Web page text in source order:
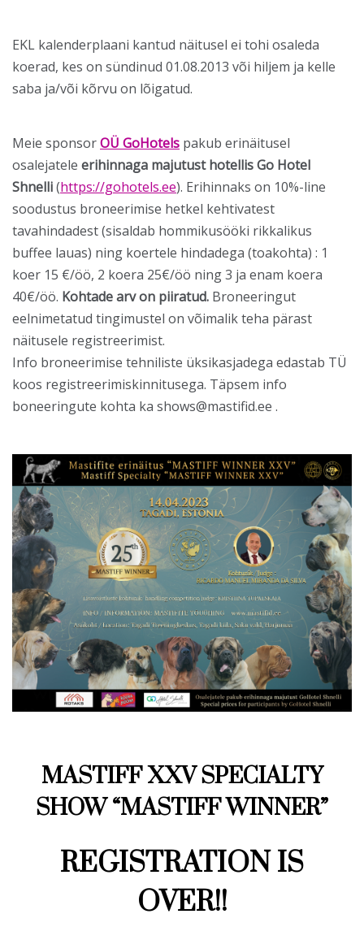
EKL kalenderplaani kantud näitusel ei tohi osaleda
koerad, kes on sündinud 01.08.2013 või hiljem ja kelle
saba ja/või kõrvu on lõigatud.
Meie sponsorOÜ GoHotels pakub erinäitusel
osalejatele erihinnaga majutust hotellis Go Hotel
Shnelli(https://gohotels.ee). Erihinnaks on 10%-line
soodustus broneerimise hetkel kehtivatest
tavahindadest (sisaldab hommikusööki rikkalikus
buffee lauas) ning koertele hindadega (toakohta) : 1
koer 15 €/öö, 2 koera 25€/öö ning 3 ja enam koera
40€/öö. Kohtade arv on piiratud. Broneeringut
eelnimetatud tingimustel on võimalik teha pärast
näitusele registreerimist.
Info broneerimise tehniliste üksikasjadega edastab TÜ
koos registreerimiskinnitusega. Täpsem info
boneeringute kohta ka shows@mastifid.ee .
MASTIFF XXV SPECIALTY
SHOW “MASTIFF WINNER”
REGISTRATION IS
OVER!!